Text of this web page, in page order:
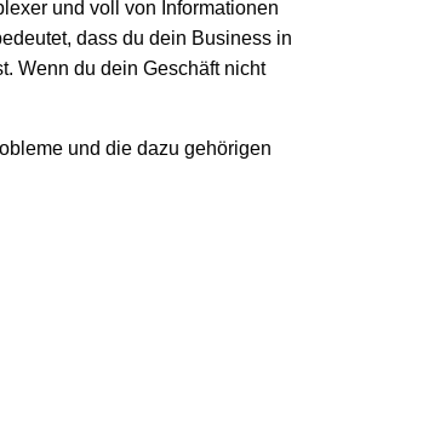
und voll von Informationen
dass du dein Business in
Wenn du dein Geschäft nicht
und die dazu gehörigen